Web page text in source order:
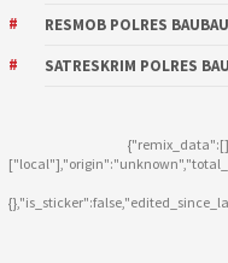
RESMOB POLRES BAUBAU
SATRESKRIM POLRES